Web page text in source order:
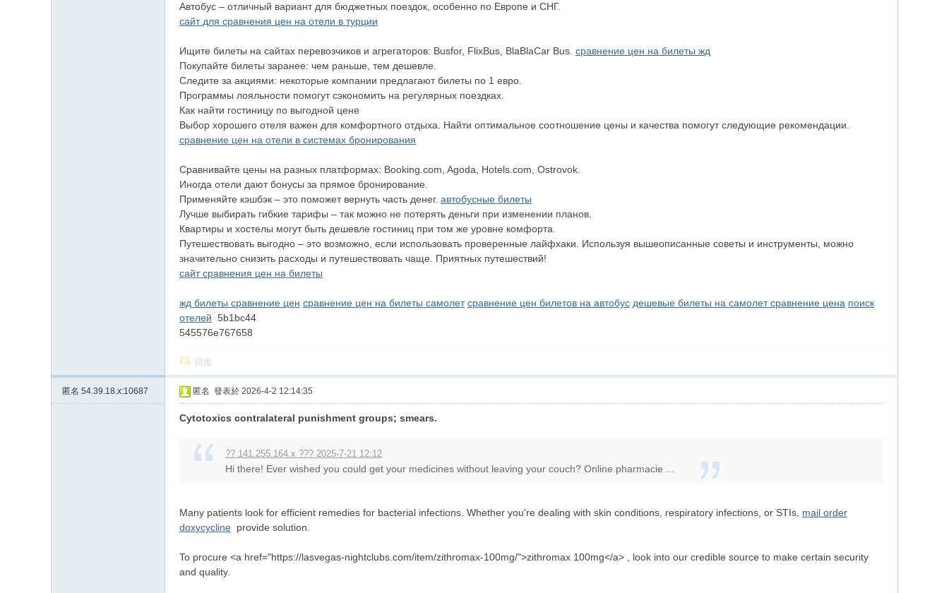
Автобус – отличный вариант для бюджетных поездок, особенно по Европе и СНГ.
сайт для сравнения цен на отели в турции
Ищите билеты на сайтах перевозчиков и агрегаторов: Busfor, FlixBus, BlaBlaCar Bus. сравнение цен на билеты жд
Покупайте билеты заранее: чем раньше, тем дешевле.
Следите за акциями: некоторые компании предлагают билеты по 1 евро.
Программы лояльности помогут сэкономить на регулярных поездках.
Как найти гостиницу по выгодной цене
Выбор хорошего отеля важен для комфортного отдыха. Найти оптимальное соотношение цены и качества помогут следующие рекомендации.
сравнение цен на отели в системах бронирования
Сравнивайте цены на разных платформах: Booking.com, Agoda, Hotels.com, Ostrovok.
Иногда отели дают бонусы за прямое бронирование.
Применяйте кэшбэк – это поможет вернуть часть денег. автобусные билеты
Лучше выбирать гибкие тарифы – так можно не потерять деньги при изменении планов.
Квартиры и хостелы могут быть дешевле гостиниц при том же уровне комфорта.
Путешествовать выгодно – это возможно, если использовать проверенные лайфхаки. Используя вышеописанные советы и инструменты, можно
значительно снизить расходы и путешествовать чаще. Приятных путешествий!
сайт сравнения цен на билеты
жд билеты сравнение цен сравнение цен на билеты самолет сравнение цен билетов на автобус дешевые билеты на самолет сравнение цена поиск
отелей 5b1bc44
545576e767658
回復
匿名 54.39.18.x:10687 匿名 發表於 2026-4-2 12:14:35
Cytotoxics contralateral punishment groups; smears.
?? 141.255.164.x ??? 2025-7-21 12:12
Hi there! Ever wished you could get your medicines without leaving your couch? Online pharmacie ...
Many patients look for efficient remedies for bacterial infections. Whether you're dealing with skin conditions, respiratory infections, or STIs, mail order
doxycycline provide solution.
To procure <a href="https://lasvegas-nightclubs.com/item/zithromax-100mg/">zithromax 100mg</a> , look into our credible source to make certain security
and quality.